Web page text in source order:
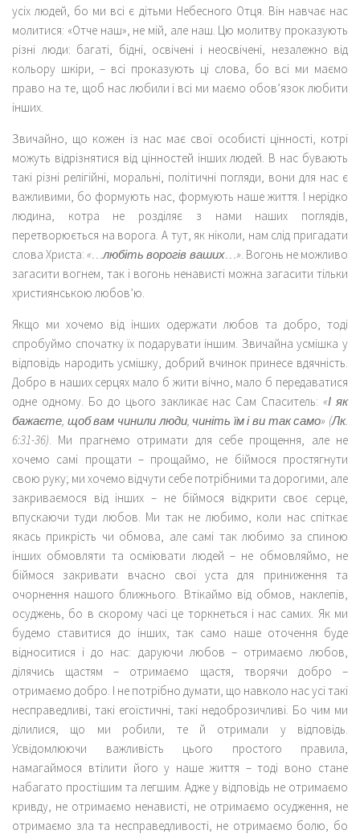
усіх людей, бо ми всі є дітьми Небесного Отця. Він навчає нас
молитися: «Отче наш», не мій, але наш. Цю молитву проказують
різні люди: багаті, бідні, освічені і неосвічені, незалежно від
кольору шкіри, – всі проказують ці слова, бо всі ми маємо
право на те, щоб нас любили і всі ми маємо обов’язок любити
інших.
Звичайно, що кожен із нас має свої особисті цінності, котрі
можуть відрізнятися від цінностей інших людей. В нас бувають
такі різні релігійні, моральні, політичні погляди, вони для нас є
важливими, бо формують нас, формують наше життя. І нерідко
людина, котра не розділяє з нами наших поглядів,
перетворюється на ворога. А тут, як ніколи, нам слід пригадати
слова Христа:«…любіть ворогів ваших…». Вогонь не можливо
загасити вогнем, так і вогонь ненависті можна загасити тільки
християнською любов’ю.
Якщо ми хочемо від інших одержати любов та добро, тоді
спробуймо спочатку їх подарувати іншим. Звичайна усмішка у
відповідь народить усмішку, добрий вчинок принесе вдячність.
Добро в наших серцях мало б жити вічно, мало б передаватися
одне одному. Бо до цього закликає нас Сам Спаситель:«І як
бажаєте, щоб вам чинили люди, чиніть їм і ви так само» (Лк.
6:31-36). Ми прагнемо отримати для себе прощення, але не
хочемо самі прощати – прощаймо, не біймося простягнути
свою руку; ми хочемо відчути себе потрібними та дорогими, але
закриваємося від інших – не біймося відкрити своє серце,
впускаючи туди любов. Ми так не любимо, коли нас спіткає
якась прикрість чи обмова, але самі так любимо за спиною
інших обмовляти та осміювати людей – не обмовляймо, не
біймося закривати вчасно свої уста для приниження та
очорнення нашого ближнього. Втікаймо від обмов, наклепів,
осуджень, бо в скорому часі це торкнеться і нас самих. Як ми
будемо ставитися до інших, так само наше оточення буде
відноситися і до нас: даруючи любов – отримаємо любов,
ділячись щастям – отримаємо щастя, творячи добро –
отримаємо добро. І не потрібно думати, що навколо нас усі такі
несправедливі, такі егоїстичні, такі недоброзичливі. Бо чим ми
ділилися, що ми робили, те й отримали у відповідь.
Усвідомлюючи важливість цього простого правила,
намагаймося втілити його у наше життя – тоді воно стане
набагато простішим та легшим. Адже у відповідь не отримаємо
кривду, не отримаємо ненависті, не отримаємо осудження, не
отримаємо зла та несправедливості, не отримаємо болю, бо